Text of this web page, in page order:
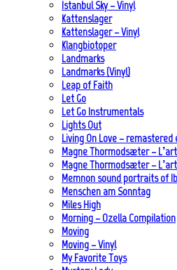
Istanbul Sky – Vinyl
Kattenslager
Kattenslager – Vinyl
Klangbiotoper
Landmarks
Landmarks (Vinyl)
Leap of Faith
Let Go
Let Go Instrumentals
Lights Out
Living On Love – remastered
Magne Thormodsæter –
Magne Thormodsæter –
Memnon sound portraits of
Menschen am Sonntag
Miles High
Morning – Ozella Compilation
Moving
Moving – Vinyl
My Favorite Toys